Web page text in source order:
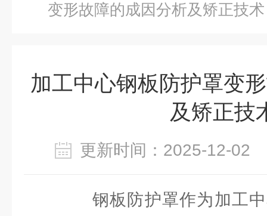
变形故障的成因分析及矫正技术
加工中心钢板防护罩变
及矫正技
更新时间：2025-12-
钢板防护罩作为加工中